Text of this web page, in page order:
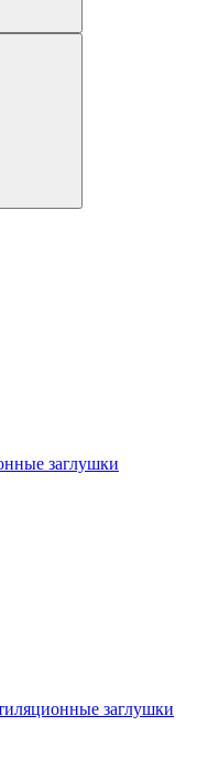
заглушки
заглушки